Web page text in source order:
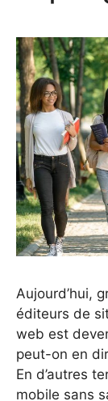
Aujourd’hui,
éditeurs de
web est
peut-on en
En d’autres
mobile sans